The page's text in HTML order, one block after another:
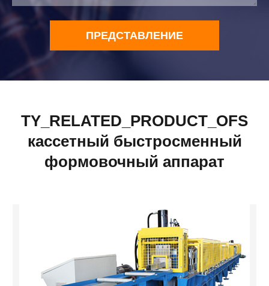
ПРЕДСТАВЛЕНИЕ
TY_RELATED_PRODUCT_OFS
кассетный быстросменный
формовочный аппарат